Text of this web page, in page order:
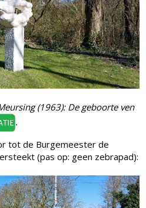
(1963): De geboorte ven
.
tot de Burgemeester de
(pas op: geen zebrapad):